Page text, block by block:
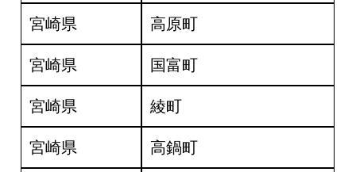
宮崎県 高原町
宮崎県 国富町
宮崎県 綾町
宮崎県 高鍋町